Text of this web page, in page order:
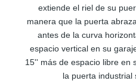
extiende el riel de su
manera que la puerta
antes de la curva
espacio vertical en su
15'' más de espacio libre en
la puerta industrial